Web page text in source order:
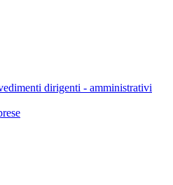
dirigenti - amministrativi